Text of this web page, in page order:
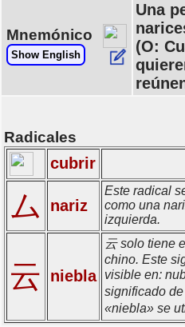
Mnemónico
Show English
Una
(O:
Radicales
cubrir
ム nariz
Este radical
como una
izquierda.
云 niebla
云 solo tiene
chino. Este
visible en:
significado
«niebla» se